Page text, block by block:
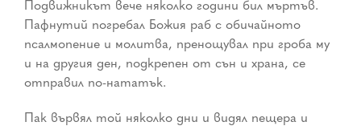
Подвижникът вече няколко години бил мъртъв.
Пафнутий погребал Божия раб с обичайното
псалмопение и молитва, пренощувал при гроба му
и на другия ден, подкрепен от сън и храна, се
отправил по-нататък.
Пак вървял той няколко дни и видял пещера и